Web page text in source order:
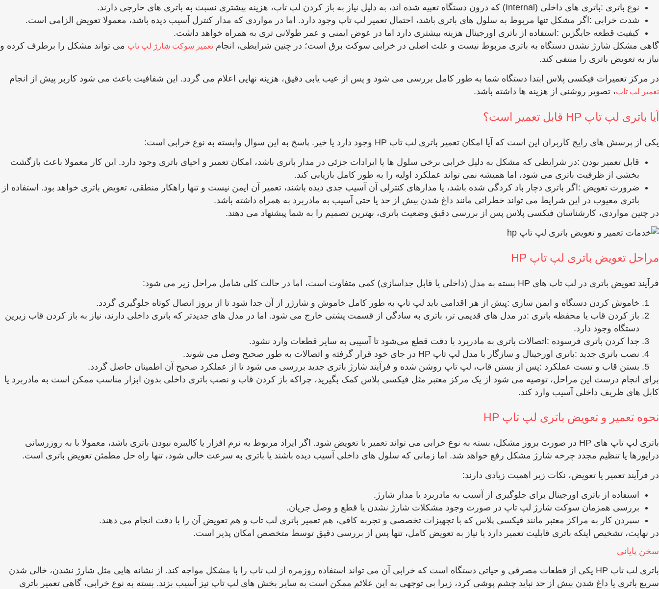
نوع باتری :باتری ‌های داخلی (Internal) که درون دستگاه تعبیه شده‌ اند، به دلیل نیاز به باز کردن لپ‌ تاپ، هزینه بیشتری نسبت به باتری‌ های خارجی دارند.
شدت خرابی :اگر مشکل تنها مربوط به سلول‌ های باتری باشد، احتمال تعمیر لپ تاپ وجود دارد. اما در مواردی که مدار کنترل آسیب دیده باشد، معمولا تعویض الزامی است.
کیفیت قطعه جایگزین :استفاده از باتری اورجینال هزینه بیشتری دارد اما در عوض ایمنی و عمر طولانی ‌تری به همراه خواهد داشت.
گاهی مشکل شارژ نشدن دستگاه به باتری مربوط نیست و علت اصلی در خرابی سوکت برق است؛ در چنین شرایطی، انجام تعمیر سوکت شارژ لپ تاپ می ‌تواند مشکل را برطرف کرده و
نیاز به تعویض باتری را منتفی کند.
در مرکز تعمیرات فیکسی پلاس ابتدا دستگاه شما به ‌طور کامل بررسی می ‌شود و پس از عیب‌ یابی دقیق، هزینه نهایی اعلام می ‌گردد. این شفافیت باعث می ‌شود کاربر پیش از انجام
تعمیر لپ تاپ، تصویر روشنی از هزینه‌ ها داشته باشد.
آیا باتری لپ‌ تاپ HP قابل تعمیر است؟
یکی از پرسش ‌های رایج کاربران این است که آیا امکان تعمیر باتری لپ تاپ HP وجود دارد یا خیر. پاسخ به این سوال وابسته به نوع خرابی است:
قابل تعمیر بودن :در شرایطی که مشکل به دلیل خرابی برخی سلول‌ ها یا ایرادات جزئی در مدار باتری باشد، امکان تعمیر و احیای باتری وجود دارد. این کار معمولا باعث بازگشت
بخشی از ظرفیت باتری می‌ شود، اما همیشه نمی ‌تواند عملکرد اولیه را به‌ طور کامل بازیابی کند.
ضرورت تعویض :اگر باتری دچار باد کردگی شده باشد، یا مدارهای کنترلی آن آسیب جدی دیده باشند، تعمیر آن ایمن نیست و تنها راهکار منطقی، تعویض باتری خواهد بود. استفاده از
باتری معیوب در این شرایط می ‌تواند خطراتی مانند داغ شدن بیش‌ از حد یا حتی آسیب به مادربرد به‌ همراه داشته باشد.
در چنین مواردی، کارشناسان فیکسی پلاس پس از بررسی دقیق وضعیت باتری، بهترین تصمیم را به شما پیشنهاد می‌ دهند.
مراحل تعویض باتری لپ تاپ HP
فرآیند تعویض باتری در لپ ‌تاپ ‌های HP بسته به مدل (داخلی یا قابل جداسازی) کمی متفاوت است، اما در حالت کلی شامل مراحل زیر می‌ شود:
خاموش کردن دستگاه و ایمن ‌سازی :پیش از هر اقدامی باید لپ ‌تاپ به‌ طور کامل خاموش و شارژر از آن جدا شود تا از بروز اتصال کوتاه جلوگیری گردد.
باز کردن قاب یا محفظه باتری :در مدل‌ های قدیمی ‌تر، باتری به‌ سادگی از قسمت پشتی خارج می‌ شود. اما در مدل ‌های جدیدتر که باتری داخلی دارند، نیاز به باز کردن قاب زیرین
دستگاه وجود دارد.
جدا کردن باتری فرسوده :اتصالات باتری به مادربرد با دقت قطع می‌شود تا آسیبی به سایر قطعات وارد نشود.
نصب باتری جدید :باتری اورجینال و سازگار با مدل لپ ‌تاپ HP در جای خود قرار گرفته و اتصالات به‌ طور صحیح وصل می ‌شوند.
بستن قاب و تست عملکرد :پس از بستن قاب، لپ‌ تاپ روشن شده و فرآیند شارژ باتری جدید بررسی می ‌شود تا از عملکرد صحیح آن اطمینان حاصل گردد.
برای انجام درست این مراحل، توصیه می ‌شود از یک مرکز معتبر مثل فیکسی پلاس کمک بگیرید، چراکه باز کردن قاب و نصب باتری داخلی بدون ابزار مناسب ممکن است به مادربرد یا
کابل‌ های ظریف داخلی آسیب وارد کند.
نحوه تعمیر و تعویض باتری لپ تاپ HP
باتری لپ‌ تاپ ‌های HP در صورت بروز مشکل، بسته به نوع خرابی می‌ تواند تعمیر یا تعویض شود. اگر ایراد مربوط به نرم ‌افزار یا کالیبره نبودن باتری باشد، معمولا با به ‌روزرسانی
درایورها یا تنظیم مجدد چرخه شارژ مشکل رفع خواهد شد. اما زمانی که سلول‌ های داخلی آسیب دیده باشند یا باتری به ‌سرعت خالی شود، تنها راه ‌حل مطمئن تعویض باتری است.
در فرآیند تعمیر یا تعویض، نکات زیر اهمیت زیادی دارند:
استفاده از باتری اورجینال برای جلوگیری از آسیب به مادربرد یا مدار شارژ.
بررسی همزمان سوکت شارژ لپ تاپ در صورت وجود مشکلات شارژ نشدن یا قطع و وصل جریان.
سپردن کار به مراکز معتبر مانند فیکسی پلاس که با تجهیزات تخصصی و تجربه کافی، هم تعمیر باتری لپ تاپ و هم تعویض آن را با دقت انجام می ‌دهند.
در نهایت، تشخیص اینکه باتری قابلیت تعمیر دارد یا نیاز به تعویض کامل، تنها پس از بررسی دقیق توسط متخصص امکان ‌پذیر است.
سخن پایانی
باتری لپ ‌تاپ HP یکی از قطعات مصرفی و حیاتی دستگاه است که خرابی آن می‌ تواند استفاده روزمره از لپ‌ تاپ را با مشکل مواجه کند. از نشانه ‌هایی مثل شارژ نشدن، خالی شدن
سریع باتری یا داغ شدن بیش‌ از حد نباید چشم‌ پوشی کرد، زیرا بی ‌توجهی به این علائم ممکن است به سایر بخش ‌های لپ ‌تاپ نیز آسیب بزند. بسته به نوع خرابی، گاهی تعمیر باتری